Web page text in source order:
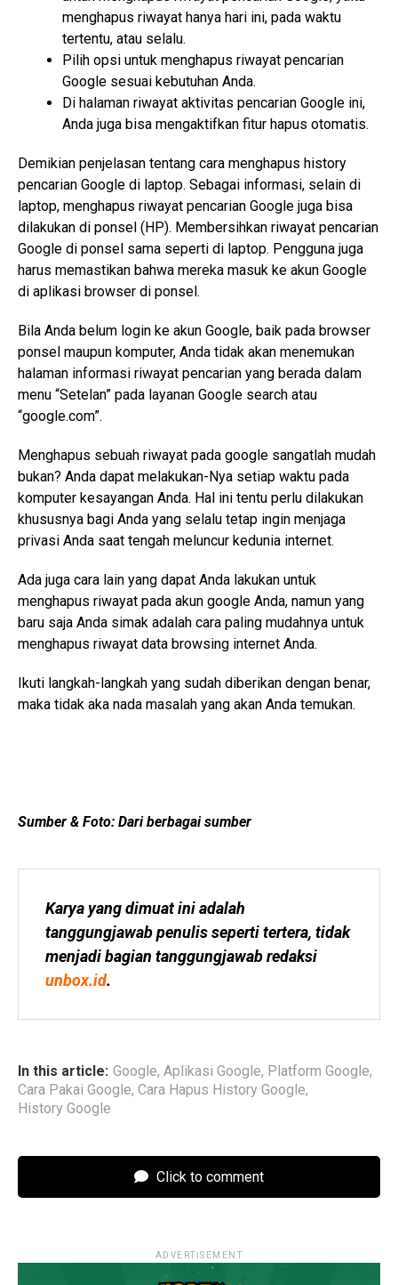
menghapus riwayat hanya hari ini, pada waktu
tertentu, atau selalu.
Pilih opsi untuk menghapus riwayat pencarian
Google sesuai kebutuhan Anda.
Di halaman riwayat aktivitas pencarian Google ini,
Anda juga bisa mengaktifkan fitur hapus otomatis.
Demikian penjelasan tentang cara menghapus history
pencarian Google di laptop. Sebagai informasi, selain di
laptop, menghapus riwayat pencarian Google juga bisa
dilakukan di ponsel (HP). Membersihkan riwayat pencarian
Google di ponsel sama seperti di laptop. Pengguna juga
harus memastikan bahwa mereka masuk ke akun Google
di aplikasi browser di ponsel.
Bila Anda belum login ke akun Google, baik pada browser
ponsel maupun komputer, Anda tidak akan menemukan
halaman informasi riwayat pencarian yang berada dalam
menu “Setelan” pada layanan Google search atau
“google.com”.
Menghapus sebuah riwayat pada google sangatlah mudah
bukan? Anda dapat melakukan-Nya setiap waktu pada
komputer kesayangan Anda. Hal ini tentu perlu dilakukan
khususnya bagi Anda yang selalu tetap ingin menjaga
privasi Anda saat tengah meluncur kedunia internet.
Ada juga cara lain yang dapat Anda lakukan untuk
menghapus riwayat pada akun google Anda, namun yang
baru saja Anda simak adalah cara paling mudahnya untuk
menghapus riwayat data browsing internet Anda.
Ikuti langkah-langkah yang sudah diberikan dengan benar,
maka tidak aka nada masalah yang akan Anda temukan.
Sumber & Foto: Dari berbagai sumber
Karya yang dimuat ini adalah
tanggungjawab penulis seperti tertera, tidak
unbox.id.
In this article: Google, Aplikasi Google, Platform Google,
Cara Pakai Google, Cara Hapus History Google,
History Google
Click to comment
ADVERTISEMENT